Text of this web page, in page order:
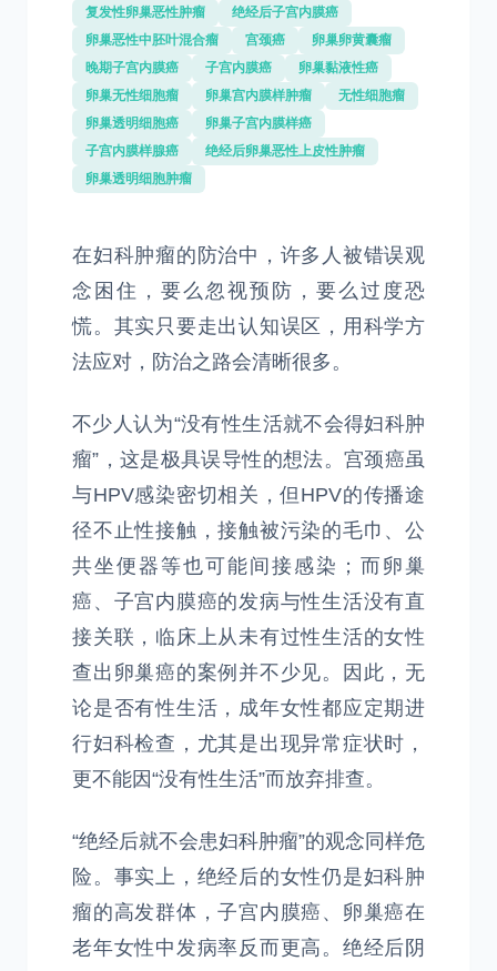
复发性卵巢恶性肿瘤
绝经后子宫内膜癌
卵巢恶性中胚叶混合瘤
宫颈癌
卵巢卵黄囊瘤
晚期子宫内膜癌
子宫内膜癌
卵巢黏液性癌
卵巢无性细胞瘤
卵巢宫内膜样肿瘤
无性细胞瘤
卵巢透明细胞癌
卵巢子宫内膜样癌
子宫内膜样腺癌
绝经后卵巢恶性上皮性肿瘤
卵巢透明细胞肿瘤
在妇科肿瘤的防治中，许多人被错误观
念困住，要么忽视预防，要么过度恐
慌。其实只要走出认知误区，用科学方
法应对，防治之路会清晰很多。
不少人认为“没有性生活就不会得妇科肿
瘤”，这是极具误导性的想法。宫颈癌虽
与HPV感染密切相关，但HPV的传播途
径不止性接触，接触被污染的毛巾、公
共坐便器等也可能间接感染；而卵巢
癌、子宫内膜癌的发病与性生活没有直
接关联，临床上从未有过性生活的女性
查出卵巢癌的案例并不少见。因此，无
论是否有性生活，成年女性都应定期进
行妇科检查，尤其是出现异常症状时，
更不能因“没有性生活”而放弃排查。
“绝经后就不会患妇科肿瘤”的观念同样危
险。事实上，绝经后的女性仍是妇科肿
瘤的高发群体，子宫内膜癌、卵巢癌在
老年女性中发病率反而更高。绝经后阴